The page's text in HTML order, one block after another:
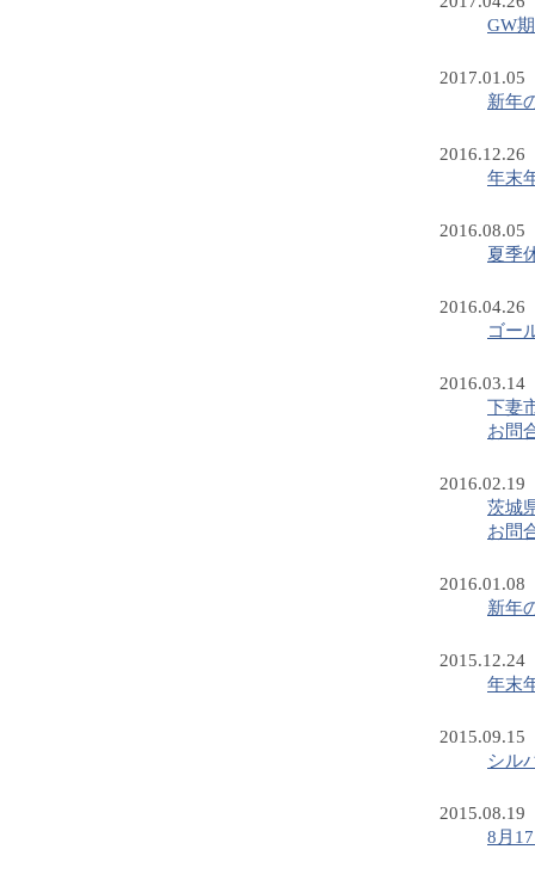
GW
2017.01.05
新年
2016.12.26
年末
2016.08.05
夏季
2016.04.26
ゴー
2016.03.14
下妻
お問
2016.02.19
茨城
お問
2016.01.08
新年
2015.12.24
年末
2015.09.15
シル
2015.08.19
8月